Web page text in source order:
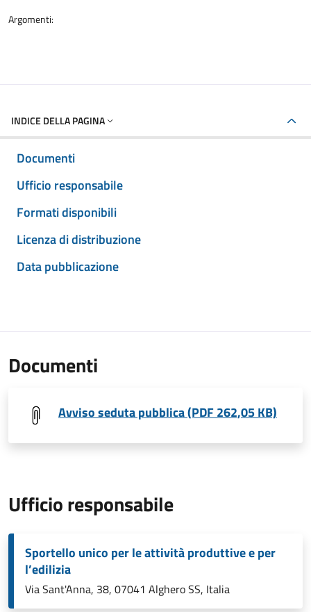
Argomenti:
INDICE DELLA PAGINA
Documenti
Ufficio responsabile
Formati disponibili
Licenza di distribuzione
Data pubblicazione
Documenti
Avviso seduta pubblica (PDF 262,05 KB)
Ufficio responsabile
Sportello unico per le attività produttive e per
l’edilizia
Via Sant'Anna, 38, 07041 Alghero SS, Italia